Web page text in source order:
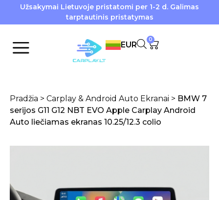
Užsakymai Lietuvoje pristatomi per 1-2 d. Galimas
tarptautinis pristatymas
EUR
0
Pradžia > Carplay & Android Auto Ekranai > BMW 7
serijos G11 G12 NBT EVO Apple Carplay Android
Auto liečiamas ekranas 10.25/12.3 colio